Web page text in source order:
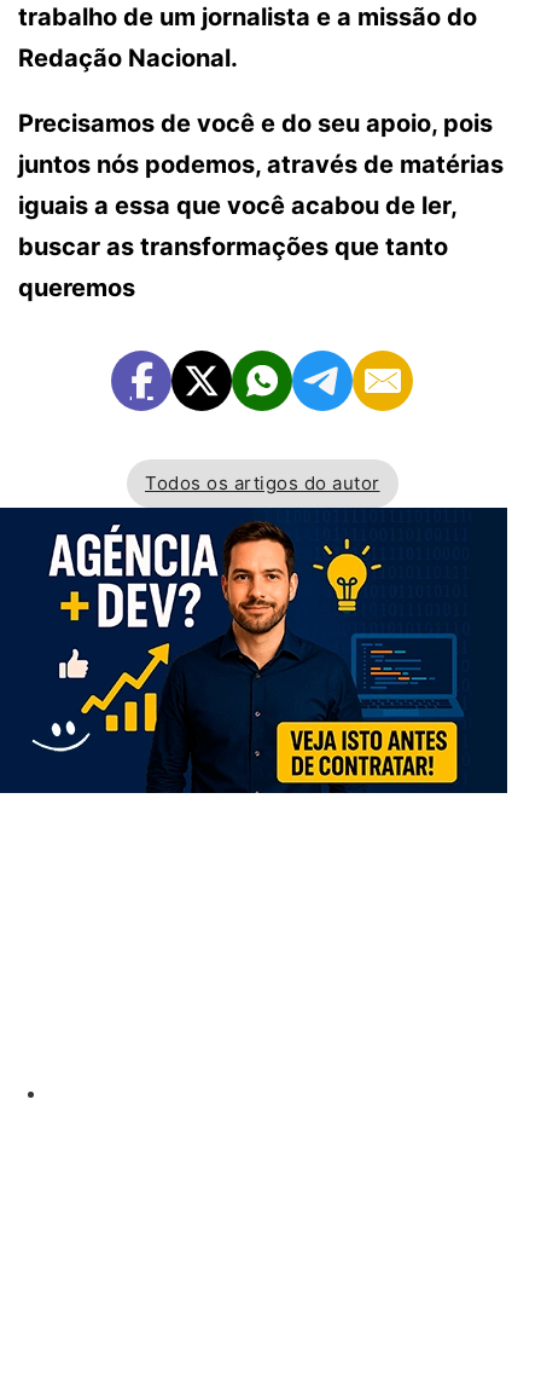
trabalho de um jornalista e a missão do
Redação Nacional.
Precisamos de você e do seu apoio, pois
juntos nós podemos, através de matérias
iguais a essa que você acabou de ler,
buscar as transformações que tanto
queremos
Todos os artigos do autor